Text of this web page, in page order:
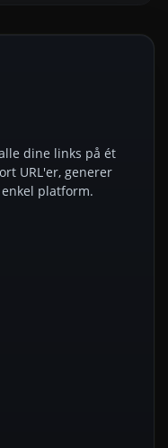
dine links på ét
URL'er, generer
platform.